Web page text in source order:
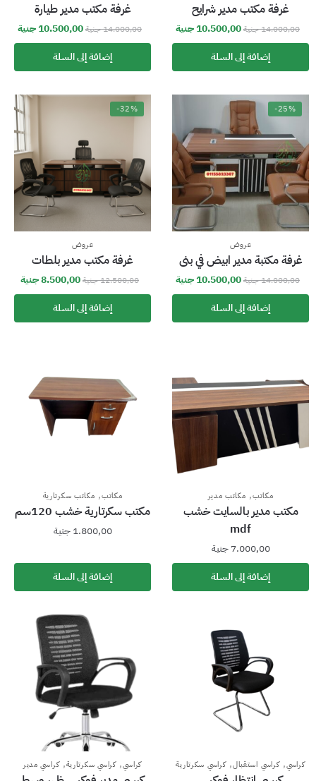
غرفة مكتب مدير شرايح
14.000,00جنية10.500,00جنية
إضافة إلى السلة
غرفة مكتب مدير طيارة
14.000,00جنية10.500,00جنية
إضافة إلى السلة
-25%
عروض
غرفة مكتبة مدير ابيض في بنى
14.000,00جنية10.500,00جنية
إضافة إلى السلة
-32%
عروض
غرفة مكتب مدير بلطات
12.500,00جنية8.500,00جنية
إضافة إلى السلة
مكاتب, مكاتب مدير
مكتب مدير بالسايت خشب
mdf
7.000,00 جنية
إضافة إلى السلة
مكاتب, مكاتب سكرتارية
مكتب سكرتارية خشب 120سم
1.800,00 جنية
إضافة إلى السلة
كراسي,كراسي استقبال,كراسي سكرتارية كراسي,كراسي سكرتارية,كراسي مدير